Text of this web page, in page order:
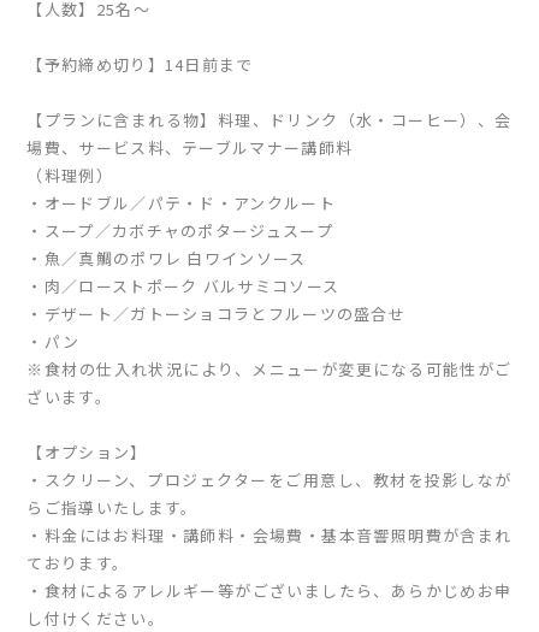
【人数】25名〜
【予約締め切り】14日前まで
【プランに含まれる物】料理、ドリンク（水・コーヒー）、会
場費、サービス料、テーブルマナー講師料
（料理例）
・オードブル／パテ・ド・アンクルート
・スープ／カボチャのポタージュスープ
・魚／真鯛のポワレ 白ワインソース
・肉／ローストポーク バルサミコソース
・デザート／ガトーショコラとフルーツの盛合せ
・パン
※食材の仕入れ状況により、メニューが変更になる可能性がご
ざいます。
【オプション】
・スクリーン、プロジェクターをご用意し、教材を投影しなが
らご指導いたします。
・料金にはお料理・講師料・会場費・基本音響照明費が含まれ
ております。
・食材によるアレルギー等がございましたら、あらかじめお申
し付けください。